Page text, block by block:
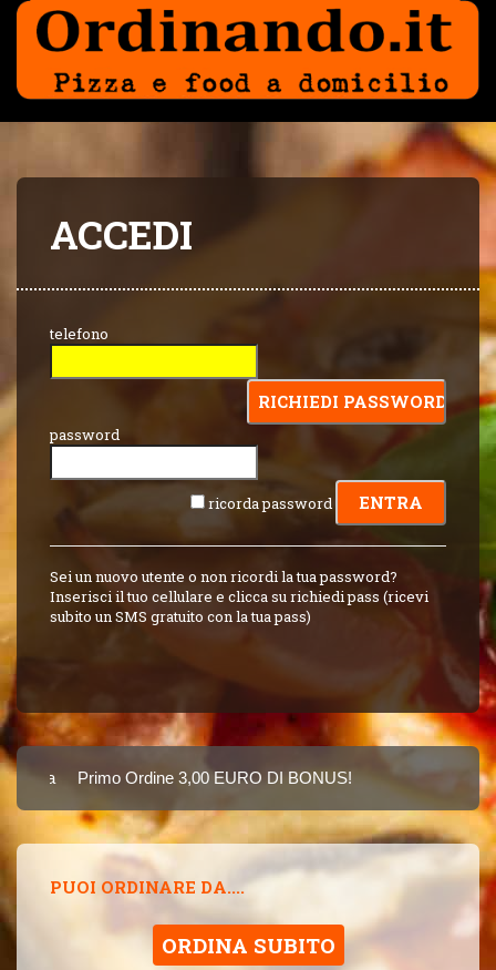
ACCEDI
telefono
password
ricorda password
Sei un nuovo utente o non ricordi la tua password?
Inserisci il tuo cellulare e clicca su richiedi pass (ricevi
subito un SMS gratuito con la tua pass)
Primo Ordine 3,00 EURO DI BONUS!
8 PUNTI 3,00
PUOI ORDINARE DA....
ORDINA SUBITO